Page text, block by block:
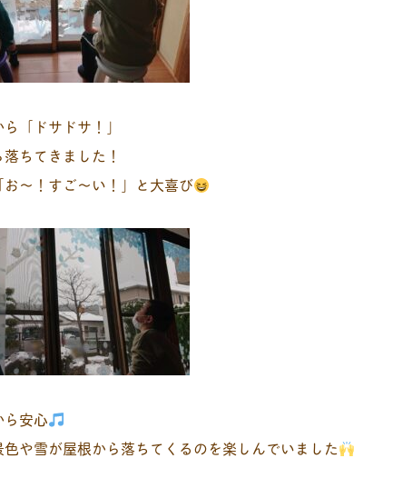
「ドサドサ！」
ちてきました！
～！すご～い！」と大喜び
安心
色や雪が屋根から落ちてくるのを楽しんでいました